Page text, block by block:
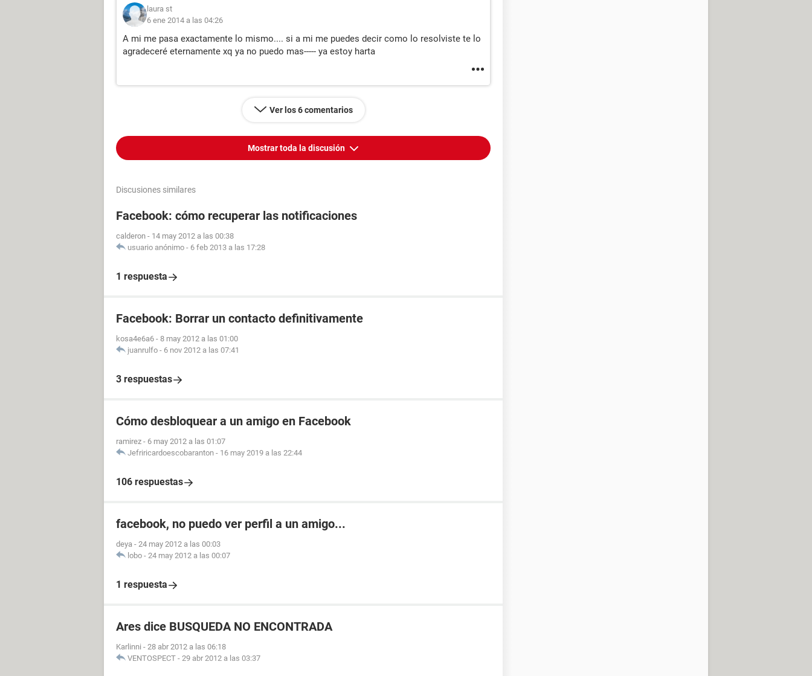
laura st
6 ene 2014 a las 04:26
A mi me pasa exactamente lo mismo.... si a mi me puedes decir como lo resolviste te lo
agradeceré eternamente xq ya no puedo mas----- ya estoy harta
Ver los 6 comentarios
Mostrar toda la discusión
Discusiones similares
Facebook: cómo recuperar las notificaciones
calderon - 14 may 2012 a las 00:38
usuario anónimo - 6 feb 2013 a las 17:28
1 respuesta
Facebook: Borrar un contacto definitivamente
kosa4e6a6 - 8 may 2012 a las 01:00
juanrulfo - 6 nov 2012 a las 07:41
3 respuestas
Cómo desbloquear a un amigo en Facebook
ramirez - 6 may 2012 a las 01:07
Jefriricardoescobaranton - 16 may 2019 a las 22:44
106 respuestas
facebook, no puedo ver perfil a un amigo...
deya - 24 may 2012 a las 00:03
lobo - 24 may 2012 a las 00:07
1 respuesta
Ares dice BUSQUEDA NO ENCONTRADA
Karlinni - 28 abr 2012 a las 06:18
VENTOSPECT - 29 abr 2012 a las 03:37